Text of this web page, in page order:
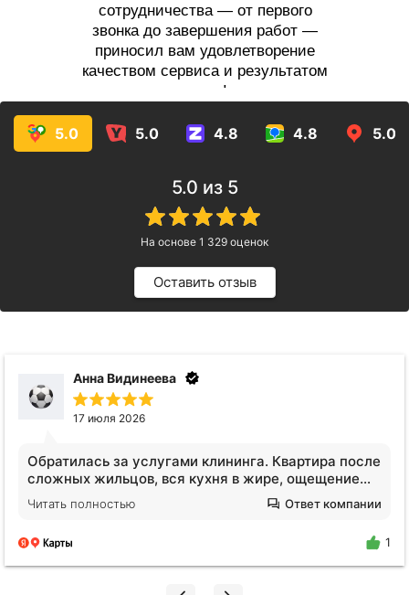
сотрудничества — от первого
звонка до завершения работ —
приносил вам удовлетворение
качеством сервиса и результатом
услуг!
5.0 5.0 4.8 4.8 5.0
5.0 из 5
На основе 1 329 оценок
Оставить отзыв
Анна Видинеева
17 июля 2026
Обратилась за услугами клининга. Квартира после
сложных жильцов, вся кухня в жире, ощещение
будто никто не убирался годами. Отмыли все!
Плитка на полу оказалась не черной, я нигде не
легче стало. Спасибо огромное Екатерине!!!
Читать полностью Ответ компании
1